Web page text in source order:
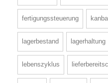
fertigungssteuerung
lagerbestand lagerhaltung
lebenszyklus